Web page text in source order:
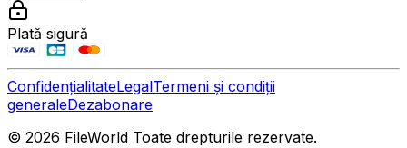
Plată sigură
ConfidențialitateLegalTermeni și condiții
generaleDezabonare
© 2026 FileWorld Toate drepturile rezervate.